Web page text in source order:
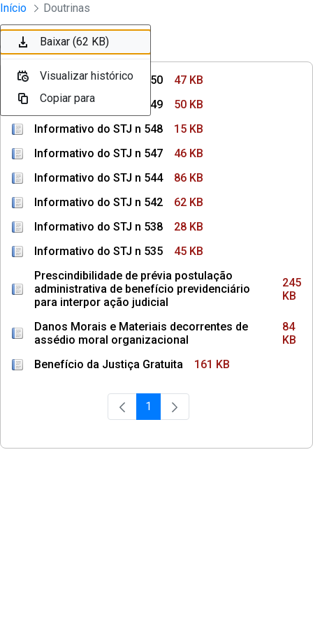
Pular para o Conteúdo principal
Instrumentos Jurídicos
Início Doutrinas
Ordenar Filtro
Informativo do STJ n 550
47 KB
Informativo do STJ n 549
50 KB
Informativo do STJ n 548
15 KB
Informativo do STJ n 547
46 KB
Informativo do STJ n 544
86 KB
Informativo do STJ n 542
62 KB
Informativo do STJ n 538
28 KB
Informativo do STJ n 535
45 KB
Prescindibilidade de prévia postulação
administrativa de benefício previdenciário
para interpor ação judicial
245
KB
Danos Morais e Materiais decorrentes de
assédio moral organizacional
84
KB
Benefício da Justiça Gratuita
161 KB
Página
1
Baixar (47 KB)
Visualizar histórico
Copiar para
Baixar (50 KB)
Visualizar histórico
Copiar para
Baixar (15 KB)
Visualizar histórico
Copiar para
Baixar (46 KB)
Visualizar histórico
Copiar para
Baixar (86 KB)
Visualizar histórico
Copiar para
Baixar (62 KB)
Visualizar histórico
Copiar para